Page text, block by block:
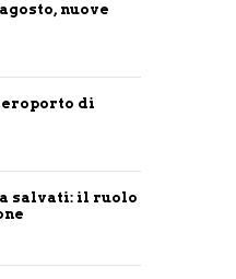
nuove
di
salvati: il ruolo